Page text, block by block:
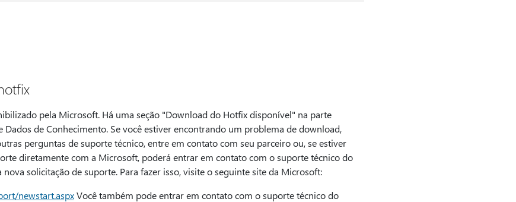
pela Microsoft. Há uma seção "Download do Hotfix disponível" na parte
Dados de Conhecimento. Se você estiver encontrando um problema de download,
perguntas de suporte técnico, entre em contato com seu parceiro ou, se estiver
diretamente com a Microsoft, poderá entrar em contato com o suporte técnico do
solicitação de suporte. Para fazer isso, visite o seguinte site da Microsoft:
newstart.aspxVocê também pode entrar em contato com o suporte técnico do